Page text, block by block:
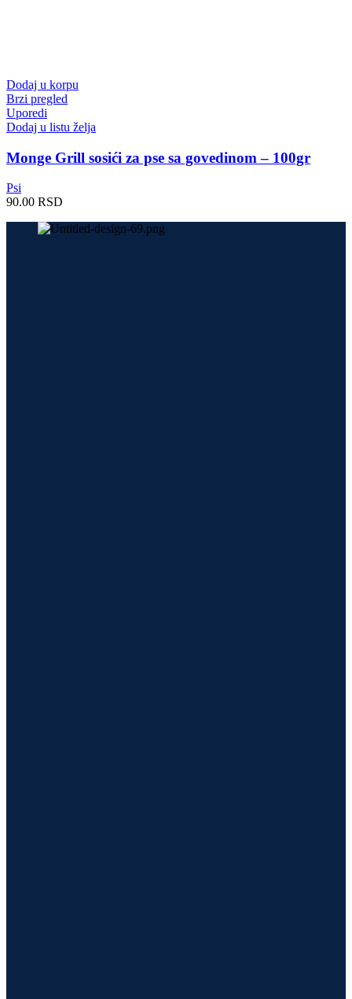
Dodaj u korpu
Brzi pregled
Uporedi
Dodaj u listu želja
Monge Grill sosići za pse sa govedinom – 100gr
Psi
90.00 RSD